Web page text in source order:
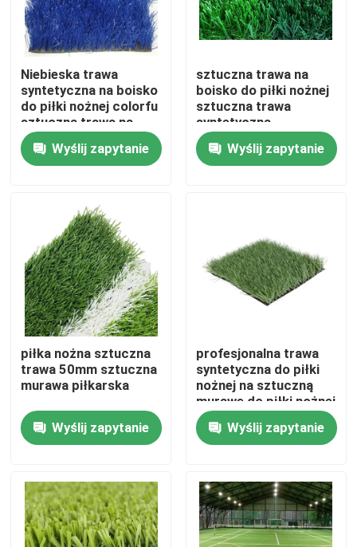
Dom
Produkty
O nas
Wycieczka po fabryce
Kontrola jakości
Skontaktuj się z nami
Aktualności
Sprawy
Piłka nożna Sztuczna trawa
Niebieska trawa
syntetyczna na boisko
do piłki nożnej colorfu
sztuczna trawa na
boisko do piłki nożnej
Wyślij zapytanie
sztuczna trawa na
boisko do piłki nożnej
sztuczna trawa
syntetyczna
Wyślij zapytanie
piłka nożna sztuczna
trawa 50mm sztuczna
murawa piłkarska
Wyślij zapytanie
profesjonalna trawa
syntetyczna do piłki
nożnej na sztuczną
murawę do piłki nożnej
Wyślij zapytanie